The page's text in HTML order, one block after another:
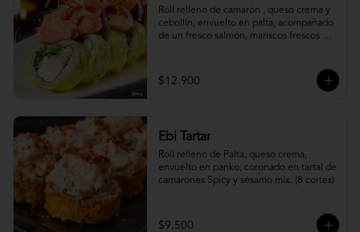
Roll relleno de camarón , queso crema y
cebollín, envuelto en palta, acompañado
de un fresco salmón, mariscos frescos en
$12.900
Ebi Tartar
Roll relleno de Palta, queso crema,
envuelto en panko, coronado en tartal de
camarones Spicy y sésamo mix. (8 cortes)
$9.500